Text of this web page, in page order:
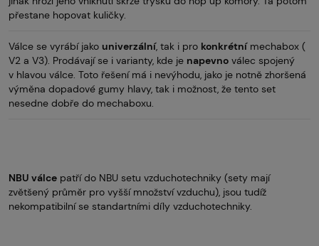
přestane hopovat kuličky.
Válce se vyrábí jako univerzální, tak i pro konkrétnímechabox (
V2 a V3). Prodávají se i varianty, kde je napevno válec spojený
v hlavou válce. Toto řešení má i nevýhodu, jako je notně zhoršená
výměna dopadové gumy hlavy, tak i možnost, že tento set
nesedne dobře do mechaboxu.
NBU válce patří do NBU setu vzduchotechniky (sety mají
zvětšený průměr pro vyšší množství vzduchu), jsou tudíž
nekompatibilní se standartními díly vzduchotechniky.